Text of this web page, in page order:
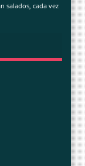
salados, cada vez